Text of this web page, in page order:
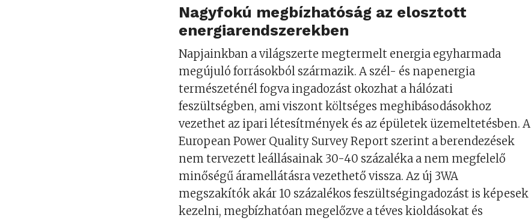
Nagyfokú megbízhatóság az elosztott
energiarendszerekben
Napjainkban a világszerte megtermelt energia egyharmada
megújuló forrásokból származik. A szél- és napenergia
természeténél fogva ingadozást okozhat a hálózati
feszültségben, ami viszont költséges meghibásodásokhoz
vezethet az ipari létesítmények és az épületek üzemeltetésben. A
European Power Quality Survey Report szerint a berendezések
nem tervezett leállásainak 30-40 százaléka a nem megfelelő
minőségű áramellátásra vezethető vissza. Az új 3WA
megszakítók akár 10 százalékos feszültségingadozást is képesek
kezelni, megbízhatóan megelőzve a téves kioldásokat és